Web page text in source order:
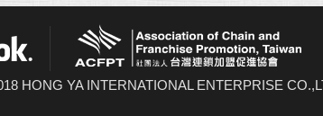
ACFPT
HONG YA INTERNATIONAL ENTERPRISE